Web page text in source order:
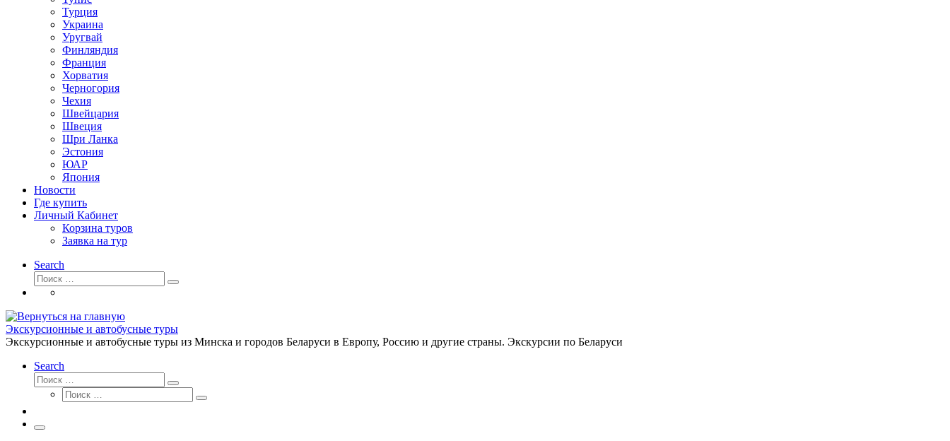
Турция
Украина
Уругвай
Финляндия
Франция
Хорватия
Черногория
Чехия
Швейцария
Швеция
Шри Ланка
Эстония
ЮАР
Япония
Новости
Где купить
Личный Кабинет
Корзина туров
Заявка на тур
Search
Поиск
Поиск
Экскурсионные и автобусные туры
Экскурсионные и автобусные туры из Минска и городов Беларуси в Европу, Россию и другие страны. Экскурсии по Беларуси
Search
Поиск
Поиск
Поиск
Поиск
Меню